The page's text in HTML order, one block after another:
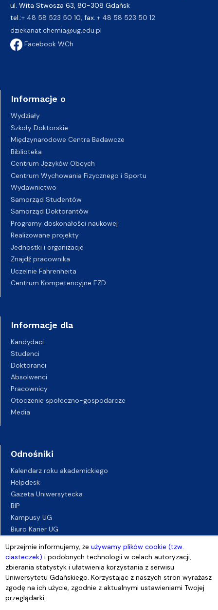
Uprzejmie informujemy, żeużywamy plików cookie (tzw.
ciasteczek) i podobnych technologii w celach autoryzacji,
zbierania statystyk i ułatwienia korzystania z serwisu
Uniwersytetu Gdańskiego. Korzystając z naszych stron wyrażasz
zgodę na ich użycie, zgodnie z aktualnymi ustawieniami Twojej
przeglądarki.
ul. Wita Stwosza 63, 80-308 Gdańsk
tel.:+ 48 58 523 50 10, fax.:+ 48 58 523 50 12
dziekanat.chemia@ug.edu.pl
Facebook WCh
Informacje o
Wydziały
Szkoły Doktorskie
Międzynarodowe Centra Badawcze
Biblioteka
Centrum Języków Obcych
Centrum Wychowania Fizycznego i Sportu
Wydawnictwo
Samorząd Studentów
Samorząd Doktorantów
Programy doskonałości naukowej
Realizowane projekty
Jednostki i organizacje
Znajdź pracownika
Uczelnie Fahrenheita
Centrum Kompetencyjne EZD
Informacje dla
Kandydaci
Studenci
Doktoranci
Absolwenci
Pracownicy
Otoczenie społeczno-gospodarcze
Media
Odnośniki
Kalendarz roku akademickiego
Helpdesk
Gazeta Uniwersytecka
BIP
Kampusy UG
Biuro Karier UG
Deklaracja dostępności